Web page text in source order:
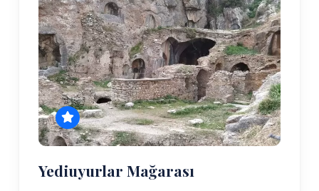
Yediuyurlar Mağarası